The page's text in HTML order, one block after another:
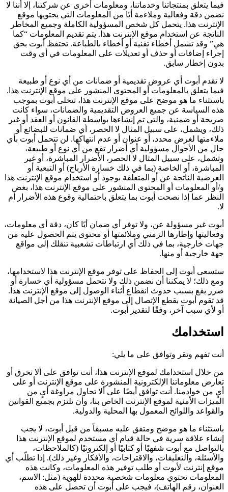
فيما يتعلق بمنتجاتنا وخدماتنا، ومعلومات أخرى عن شركتنا، إلا أننا لا
نضمن دقة وفعالية وملاءمة أيًا من المعلومات التي يحتويها موقع
الإنترنت هذا. يتحمل كل شخص المسؤولية الكاملة وجميع المخاطر
الناتجة عن استخدام موقع الإنترنت هذا. يتم تقديم المعلومات “كما
هي” وقد تشمل أخطاء تقنية أو أخطاء بالطباعة. تحتفظ أبوت بحق
إجراء إضافات أو حذف أو تعديلات على المعلومات في أي وقت
بدون إخطار سابق.
لا تقدم أبوت أي عروض تقديمية أو ضمانات من أي نوع أو طبيعة
فيما يتعلق بالمعلومات أو المحتوى المنشور على موقع الإنترنت هذا.
باستثناء ما هو موضح على موقع الإنترنت هذا، تتخلى أبوت بموجب
هذه السياسة عن جميع العروض التقديمية والضمانات، سواء كانت
صريحة أو ضمنية، والتي تم إنشاءها بواسطة القانون أو العقد أو غير
ذلك، ويشمل، على سبيل المثال لا الحصر، أي ضمانات للبضائع أو
ملاءمتها لغرض محدد، أو عنوان أو عدم انتهاكها. لن تتحمل أبوت بأي
حال من الأحوال مسؤولية أي أضرار تقع من أي نوع أو طبيعة،
وتشمل، على سبيل المثال لا الحصر، الأضرار المباشرة، أو غير
المباشرة، أو الخاصة (بما في ذلك خسارة الأرباح) أو التبعية أو
العرضية الناتجة عن أو المتعلقة بوجود أو استخدام موقع الإنترنت هذا
و/أو المعلومات أو المحتوى المنشور على موقع الإنترنت هذا، بغض
النظر عما إذا نصحت أبوت بما يتعلق باحتمالية وقوع هذه الأضرار أم
لا.
أبوت غير مسؤولة عن، ولا توفر أي ضمان أيًا كان، دقة أي معلومات،
وفعاليتها وإطارها الزمني وملائمتها أو محتوى يتم الحصول عليه من
جهات خارجية، بما في ذلك أي ارتباطات تشعبية تنقلك إلى مواقع
جهة خارجية أو منها.
ستسعى أبوت إلى الحفاظ على توفر موقع الإنترنت هذا لاستخدامها،
ومع ذلك؛ لا يمكننا أن نضمن ذلك ولا نتحمل مسؤولية أي خسارة أو
ضرر يقع بسبب حدوث انقطاع أثناء الوصول إلى موقع الإنترنت هذا.
قد تقوم أبوت بقطع الإتصال إلى موقع الإنترنت هذا من أجل الصيانة
أو لأي سبب آخر، وفقًا لتقدير أبوت.
استخدامك
أنت تفهم وتقر وتوافق على ما يلي:
من خلال استخدامك لموقع الإنترنت هذا، أنت توافق على ألا تخرق أو
تعارض معلوماتنا الإلكترونية المنشورة على موقع الإنترنت أو على
أيٍ من خوادمنا. أنت توافق أيضًا على ألا تحاول مراوغة أيٍ من
الميزات الأمنية لموقع الإنترنت الخاص بنا، وأن تلتزم بجميع القوانين
والقواعد واللوائح المعمول بها المحلية والدولية.
باستثناء ما هو موضح ومتفق عليه مسبقاً من قبل أبوت، لا يجب
إنشاء علاقة سرية في حالة قيام أي مستخدم لموقع الإنترنت هذا
بالتواصل مع أبوت شفهيًا أو كتابيًا أو إلكترونيًا (كالملاحظات،
والأسئلة، والتعليقات، والاقتراحات، والأفكار وغير ذلك). إذا تطلّب أي
موقع إنترنت لأبوت أو طلب توفير هذه المعلومات، وكانت هذه
المعلومات تحتوي معلومات شخصية محددة للهوية (مثل: الاسم،
العنوان، رقم الهاتف)، فيجب على أبوت أن تحصل على هذه